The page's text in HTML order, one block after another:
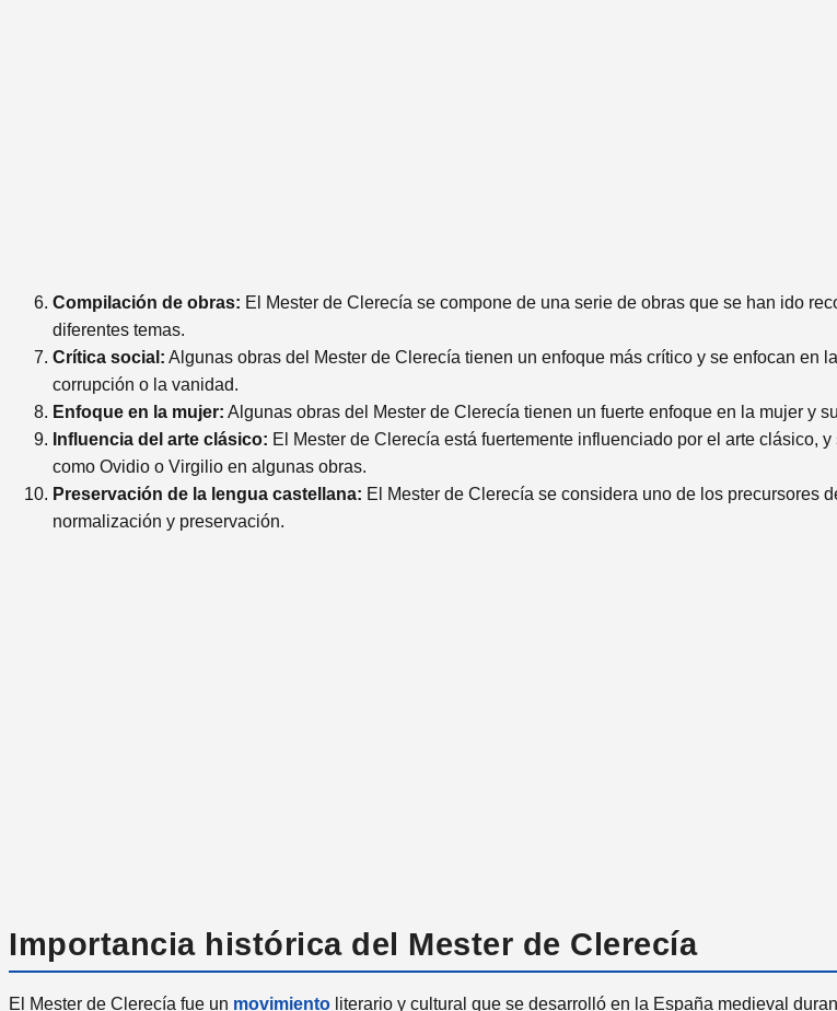
Compilación de obras: El Mester de Clerecía se compone de una serie de obras que se han ido
diferentes temas.
Crítica social: Algunas obras del Mester de Clerecía tienen un enfoque más crítico y se enfocan en
corrupción o la vanidad.
Enfoque en la mujer: Algunas obras del Mester de Clerecía tienen un fuerte enfoque en la mujer y
Influencia del arte clásico: El Mester de Clerecía está fuertemente influenciado por el arte clásico,
como Ovidio o Virgilio en algunas obras.
Preservación de la lengua castellana: El Mester de Clerecía se considera uno de los precursores
normalización y preservación.
Importancia histórica del Mester de Clerecía
El Mester de Clerecía fue un movimiento literario y cultural que se desarrolló en la España medieval